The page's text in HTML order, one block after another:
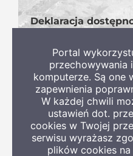
Deklaracja
Copyright
Portal
przechowywania
komputerze. Są one
zapewnienia
W każdej chwili
ustawień dot.
cookies w Twojej
serwisu wyrażasz
plików cookies